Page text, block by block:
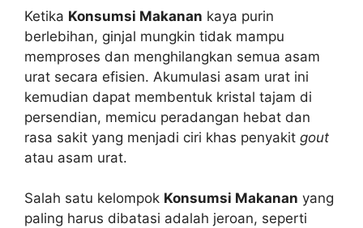
Ketika Konsumsi Makanan kaya purin
berlebihan, ginjal mungkin tidak mampu
memproses dan menghilangkan semua asam
urat secara efisien. Akumulasi asam urat ini
kemudian dapat membentuk kristal tajam di
persendian, memicu peradangan hebat dan
rasa sakit yang menjadi ciri khas penyakit gout
atau asam urat.
Salah satu kelompok Konsumsi Makanan yang
paling harus dibatasi adalah jeroan, seperti